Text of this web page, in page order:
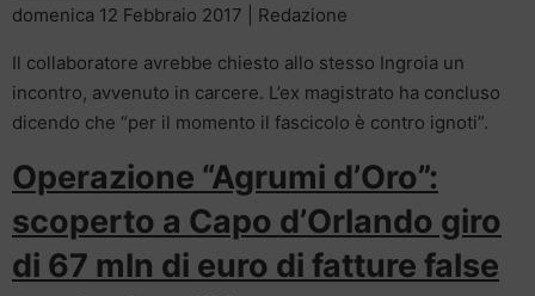
domenica 12 Febbraio 2017 | Redazione
Il collaboratore avrebbe chiesto allo stesso Ingroia un
incontro, avvenuto in carcere. L’ex magistrato ha concluso
dicendo che “per il momento il fascicolo è contro ignoti”.
Operazione “Agrumi d’Oro”:
scoperto a Capo d’Orlando giro
di 67 mln di euro di fatture false